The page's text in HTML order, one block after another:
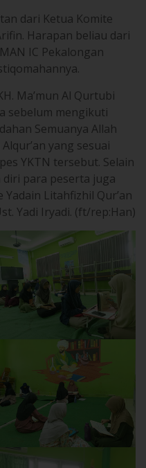
dari Ketua Komite
Harapan beliau dari
IC Pekalongan
Ma’mun Al Qurtubi
sebelum mengikuti
Semuanya Allah
yang sesuai
YKTN tersebut. Selain
para peserta juga
Litahfizhil Qur’an
Yadi Iryadi. (ft/rep:Han)